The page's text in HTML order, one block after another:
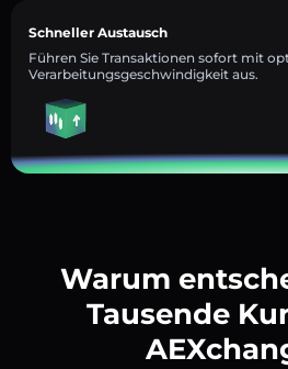
Schneller Austausch
Führen Sie Transaktionen sofort mit
Verarbeitungsgeschwindigkeit aus.
Warum
Tausende